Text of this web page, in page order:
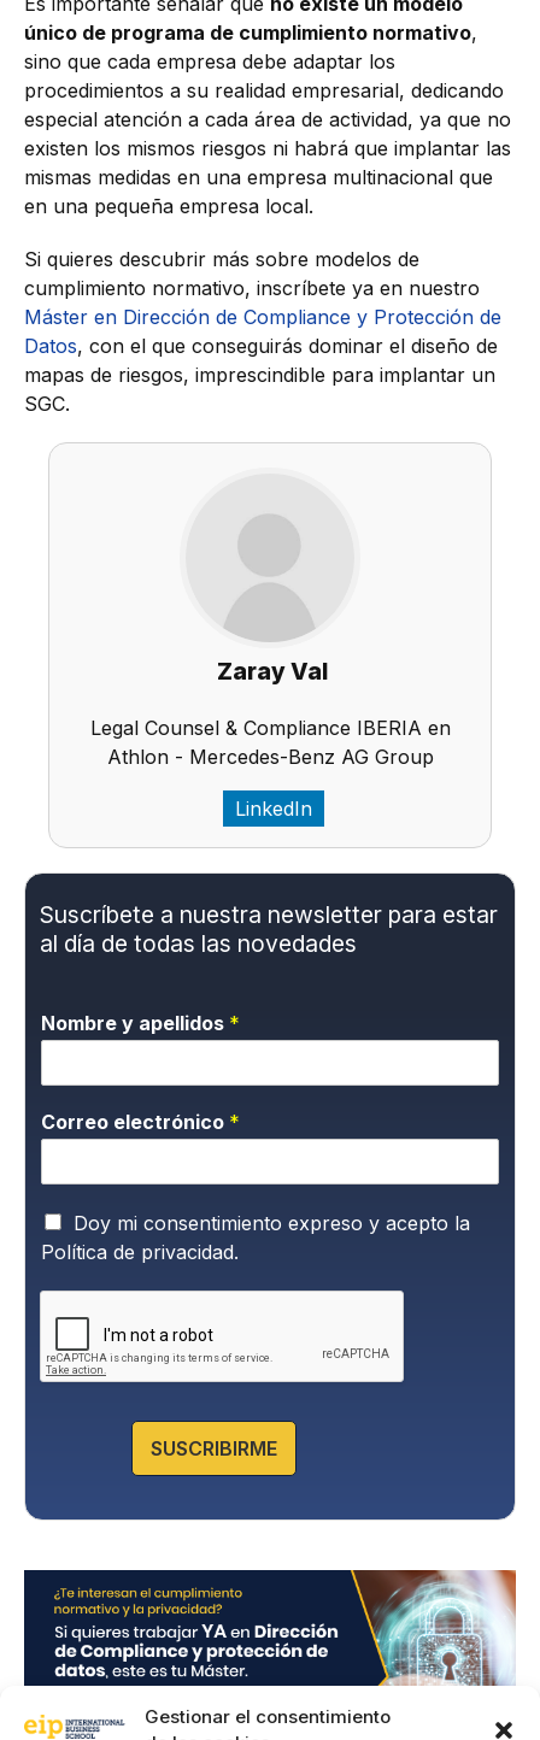
Gestionar el consentimiento
único de programa de cumplimiento normativo,
sino que cada empresa debe adaptar los
procedimientos a su realidad empresarial, dedicando
especial atención a cada área de actividad, ya que no
existen los mismos riesgos ni habrá que implantar las
mismas medidas en una empresa multinacional que
en una pequeña empresa local.
Si quieres descubrir más sobre modelos de
cumplimiento normativo, inscríbete ya en nuestro
Máster en Dirección de Compliance y Protección de
Datos, con el que conseguirás dominar el diseño de
mapas de riesgos, imprescindible para implantar un
SGC.
Zaray Val
Legal Counsel & Compliance IBERIA en
Athlon - Mercedes-Benz AG Group
LinkedIn
Suscríbete a nuestra newsletter para estar
al día de todas las novedades
Nombre y apellidos *
Correo electrónico *
P
o
l
í
c
a
Doy mi consentimiento expreso y acepto la
Política de privacidad.
SUSCRIBIRME